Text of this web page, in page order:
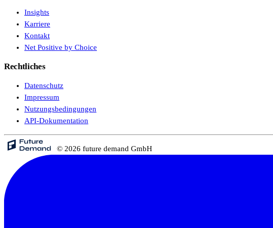
Insights
Karriere
Kontakt
Net Positive by Choice
Rechtliches
Datenschutz
Impressum
Nutzungsbedingungen
API-Dokumentation
© 2026 future demand GmbH